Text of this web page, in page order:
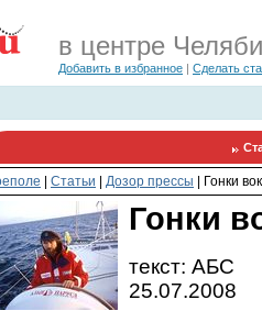
в центре
Добавить в избранное | Сделать
Статьи Дозор прессы Гонки
Гонки
текст: АБС
25.07.2008